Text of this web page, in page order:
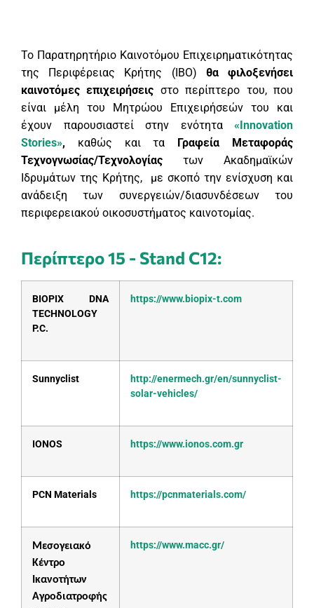
Το Παρατηρητήριο Καινοτόμου Επιχειρηματικότητας
της Περιφέρειας Κρήτης (ΙΒΟ) θα φιλοξενήσει
καινοτόμες επιχειρήσεις στο περίπτερο του, που
είναι μέλη του Μητρώου Επιχειρήσεών του και
έχουν παρουσιαστεί στην ενότητα «Innovation
Stories», καθώς και τα
Γραφεία Μεταφοράς
Τεχνογνωσίας/Τεχνολογίας των Ακαδημαϊκών
Ιδρυμάτων της Κρήτης, με σκοπό την ενίσχυση και
ανάδειξη των συνεργειών/διασυνδέσεων του
περιφερειακού οικοσυστήματος καινοτομίας.
Περίπτερο 15 - Stand C12:
BIOPIX DNA
TECHNOLOGY
P.C.
https://www.biopix-t.com
Sunnyclist
http://enermech.gr/en/sunnyclist-
solar-vehicles/
IONOS https://www.ionos.com.gr
PCN Materials https://pcnmaterials.com/
Μεσογειακό
Κέντρο
Ικανοτήτων
Αγροδιατροφής
https://www.macc.gr/